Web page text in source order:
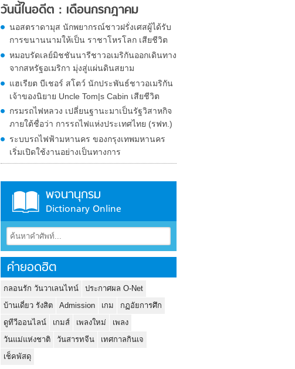
วันนี้ในอดีต : เดือนกรกฎาคม
นอสตราดามุส นักพยากรณ์ชาวฝรั่งเศสผู้ได้รับ
การขนานนามให้เป็น ราชาโหรโลก เสียชีวิต
หมอบรัดเลย์มิชชันนารีชาวอเมริกันออกเดินทาง
จากสหรัฐอเมริกา มุ่งสู่แผ่นดินสยาม
แฮเรียต บีเชอร์ สโตว์ นักประพันธ์ชาวอเมริกัน
เจ้าของนิยาย Uncle Tom|s Cabin เสียชีวิต
กรมรถไฟหลวง เปลี่ยนฐานะมาเป็นรัฐวิสาหกิจ
ภายใต้ชื่อว่า การรถไฟแห่งประเทศไทย (รฟท.)
ระบบรถไฟฟ้ามหานคร ของกรุงเทพมหานคร
เริ่มเปิดใช้งานอย่างเป็นทางการ
พจนานุกรม
Dictionary Online
คำยอดฮิต
กลอนรัก วันวาเลนไทน์
ประกาศผล O-Net
บ้านเดี่ยว รังสิต
Admission เกม
กฏอัยการศึก
ดูทีวีออนไลน์
เกมส์ เพลงใหม่
เพลง
วันแม่แห่งชาติ
วันสารทจีน
เทศกาลกินเจ
เช็คพัสดุ